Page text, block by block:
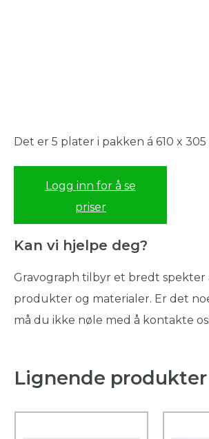
Det er 5 plater i pakken á 610 x 305
Logg inn for å se
priser
Kan vi hjelpe deg?
Gravograph tilbyr et bredt spekter
produkter og materialer. Er det
må du ikke nøle med å kontakte
Lignende produkter